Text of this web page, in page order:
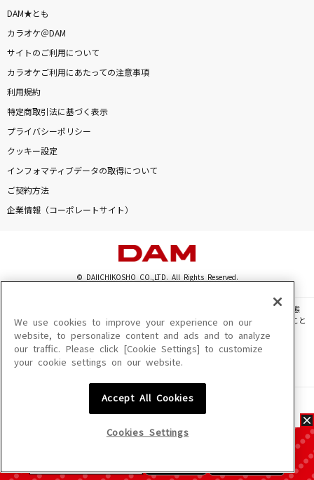
DAM★とも
カラオケ＠DAM
サイトのご利用について
カラオケご利用にあたっての注意事項
利用規約
特定商取引法に基づく表示
プライバシーポリシー
クッキー設定
インフォマティブデータの取得について
ご契約方法
企業情報（コーポレートサイト）
© DAIICHIKOSHO CO.,LTD. All Rights Reserved.
このサイトに掲載されている一切の文章・画像・写真・動画・音声等を、手段や形態
を問わず、著作権法の定める範囲を超えて無断で複製、転載、ファイル化などすること
を禁じます。
楽曲及びコンテンツは、機種によりご利用いただけない場合があります。
楽曲及びコンテンツの配信日、配信内容が変更になる場合があります。
We use cookies to improve your experience on our
website, to personalize content and ads and to analyze
our traffic. Please click [Cookie Settings] to customize
your cookie settings on our website.
Accept All Cookies
Cookies Settings